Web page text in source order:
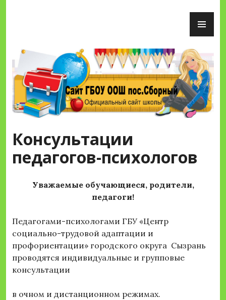
Сайт ГБОУ ООШ пос.Сборный
Консультации
педагогов-психологов
Уважаемые обучающиеся, родители,
педагоги!
Педагогами-психологами ГБУ «Центр
социально-трудовой адаптации и
профориентации» городского округа Сызрань
проводятся индивидуальные и групповые
консультации
в очном и дистанционном режимах.